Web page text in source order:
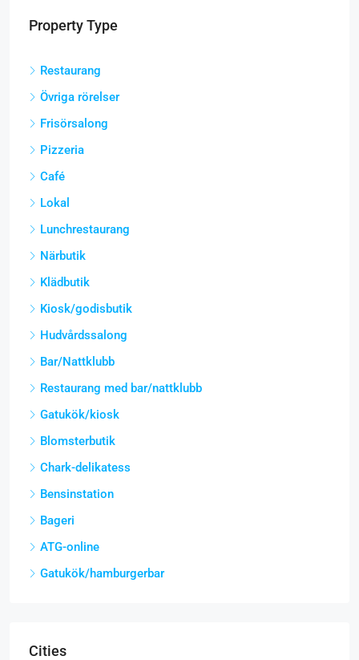
Property Type
Restaurang
Övriga rörelser
Frisörsalong
Pizzeria
Café
Lokal
Lunchrestaurang
Närbutik
Klädbutik
Kiosk/godisbutik
Hudvårdssalong
Bar/Nattklubb
Restaurang med bar/nattklubb
Gatukök/kiosk
Blomsterbutik
Chark-delikatess
Bensinstation
Bageri
ATG-online
Gatukök/hamburgerbar
Cities